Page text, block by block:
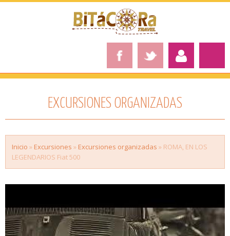
EXCURSIONES ORGANIZADAS
Inicio » Excursiones » Excursiones organizadas » ROMA, EN LOS
LEGENDARIOS Fiat 500